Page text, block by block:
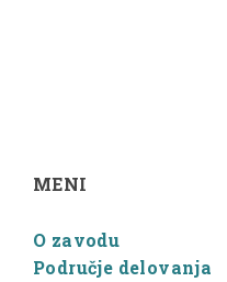
MENI
O zavodu
Područje delovanja